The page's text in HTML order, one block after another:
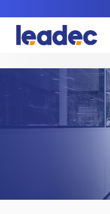
Zur
Homepage